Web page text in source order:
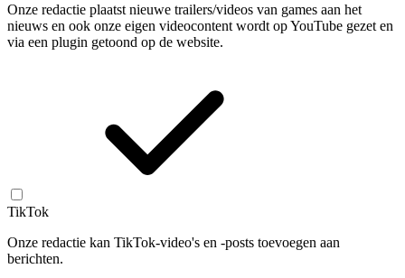
Onze redactie plaatst nieuwe trailers/videos van games aan het
nieuws en ook onze eigen videocontent wordt op YouTube gezet en
via een plugin getoond op de website.
TikTok
Onze redactie kan TikTok-video's en -posts toevoegen aan
berichten.